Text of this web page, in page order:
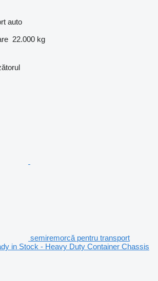
auto
22.000 kg
semiremorcă pentru transport
in Stock - Heavy Duty Container Chassis